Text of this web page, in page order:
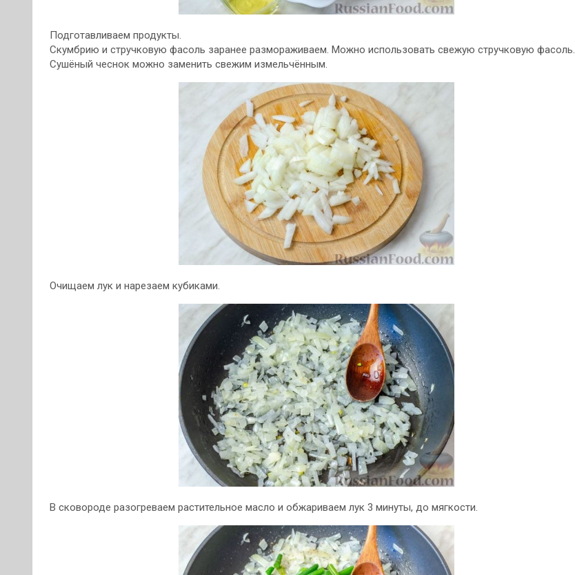
Подготавливаем продукты.
Скумбрию и стручковую фасоль заранее размораживаем. Можно использовать свежую стручковую фасоль.
Сушёный чеснок можно заменить свежим измельчённым.
Очищаем лук и нарезаем кубиками.
В сковороде разогреваем растительное масло и обжариваем лук 3 минуты, до мягкости.